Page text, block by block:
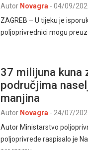
Autor Novagra - 04/09/
ZAGREB – U tijeku je
poljoprivrednici mogu
37 milijuna kuna
područjima
manjina
Autor Novagra - 24/07/
Autor Ministarstvo
poljoprivrede raspisalo je